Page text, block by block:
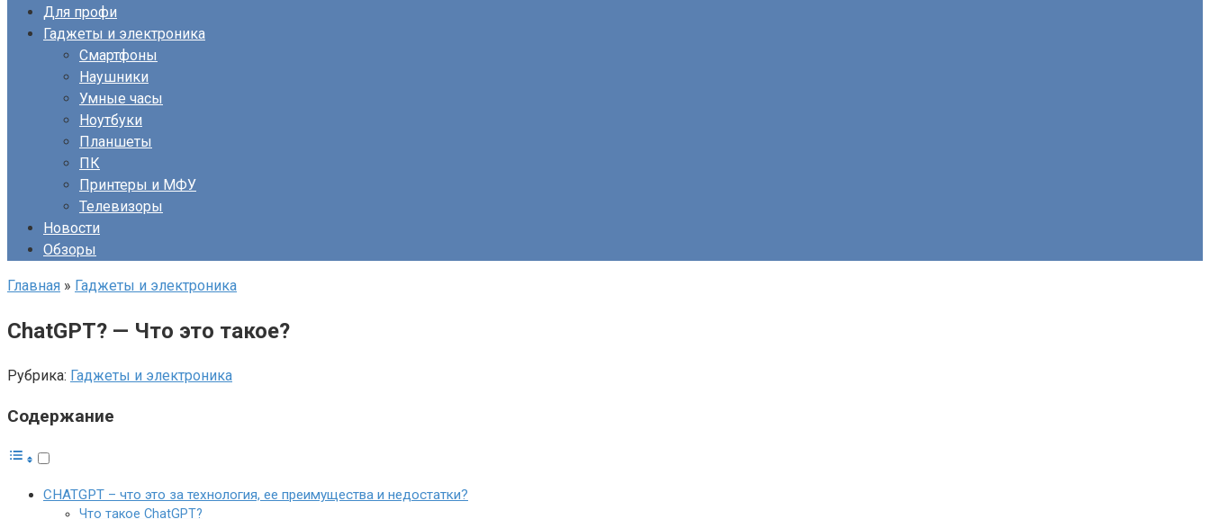
Для профи
Гаджеты и электроника
Смартфоны
Наушники
Умные часы
Ноутбуки
Планшеты
ПК
Принтеры и МФУ
Телевизоры
Новости
Обзоры
Главная » Гаджеты и электроника
ChatGPT? — Что это такое?
Рубрика: Гаджеты и электроника
Содержание
CHATGPT – что это за технология, ее преимущества и недостатки?
Что такое ChatGPT?